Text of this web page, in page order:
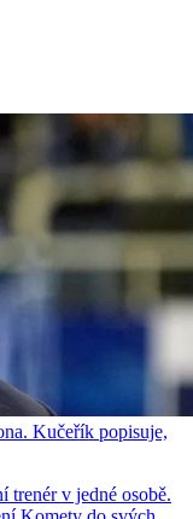
Kučeřík popisuje,
trenér v jedné osobě.